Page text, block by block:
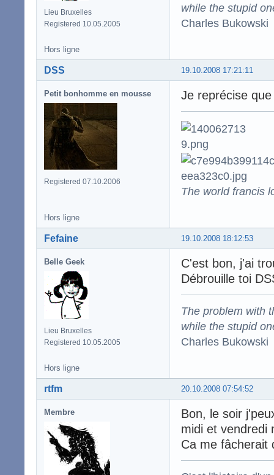
Lieu Bruxelles
Registered 10.05.2005
while the stupid
Charles Bukowski
Hors ligne
19.10.2008 17:21:11
DSS
Petit bonhomme en mousse
Registered 07.10.2006
Je reprécise
The world francis
Hors ligne
19.10.2008 18:12:53
Fefaine
Belle Geek
Lieu Bruxelles
Registered 10.05.2005
C'est bon, j'ai
Débrouille toi
The problem with
while the stupid
Charles Bukowski
Hors ligne
20.10.2008 07:54:52
rtfm
Membre
Bon, le soir
midi et vendredi
Ca me fâcherait